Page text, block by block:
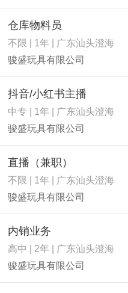
仓库物料员
不限 | 1年 | 广东汕头澄海
骏盛玩具有限公司
抖音/小红书主播
中专 | 1年 | 广东汕头澄海
骏盛玩具有限公司
直播（兼职）
不限 | 1年 | 广东汕头澄海
骏盛玩具有限公司
内销业务
高中 | 2年 | 广东汕头澄海
骏盛玩具有限公司